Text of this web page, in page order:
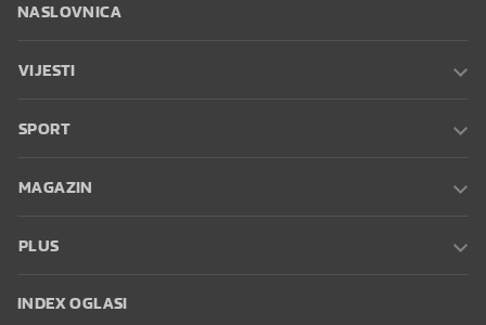
NASLOVNICA
VIJESTI
SPORT
MAGAZIN
PLUS
INDEX OGLASI